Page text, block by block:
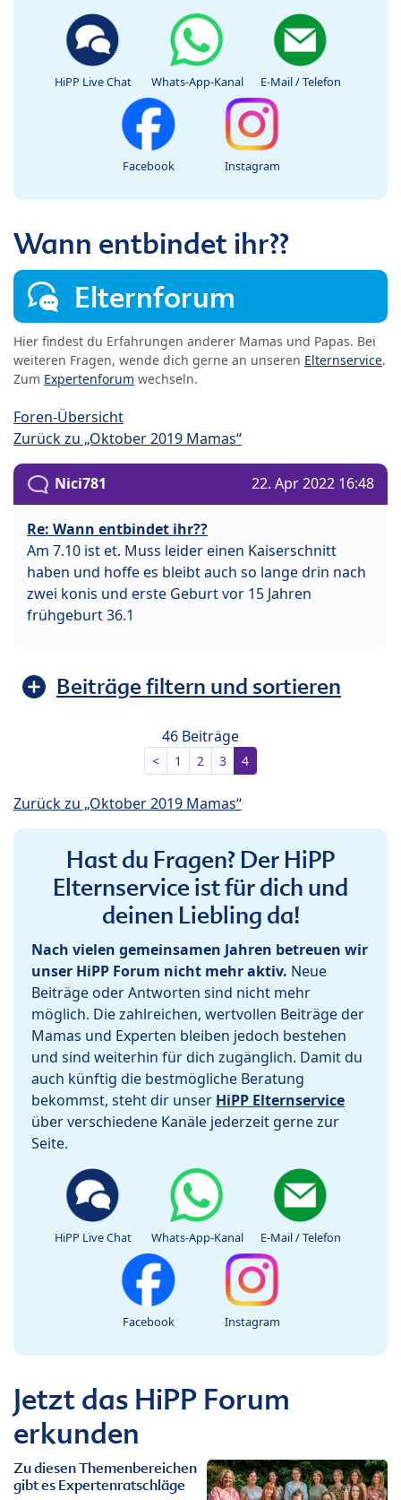
HiPP Live Chat Whats-App-Kanal E-Mail / Telefon
Facebook Instagram
Wann entbindet ihr??
Elternforum
Hier findest du Erfahrungen anderer Mamas und Papas. Bei
weiteren Fragen, wende dich gerne an unseren Elternservice.
Zum Expertenforum wechseln.
Foren-Übersicht
Zurück zu „Oktober 2019 Mamas“
Nici781 22. Apr 2022 16:48
Re: Wann entbindet ihr??
Am 7.10 ist et. Muss leider einen Kaiserschnitt
haben und hoffe es bleibt auch so lange drin nach
zwei konis und erste Geburt vor 15 Jahren
frühgeburt 36.1
Beiträge filtern und sortieren
46 Beiträge
< 1 2 3 4
Zurück zu „Oktober 2019 Mamas“
Hast du Fragen? Der HiPP
Elternservice ist für dich und
deinen Liebling da!
Nach vielen gemeinsamen Jahren betreuen wir
unser HiPP Forum nicht mehr aktiv. Neue
Beiträge oder Antworten sind nicht mehr
möglich. Die zahlreichen, wertvollen Beiträge der
Mamas und Experten bleiben jedoch bestehen
und sind weiterhin für dich zugänglich. Damit du
auch künftig die bestmögliche Beratung
bekommst, steht dir unser HiPP Elternservice
über verschiedene Kanäle jederzeit gerne zur
Seite.
HiPP Live Chat Whats-App-Kanal E-Mail / Telefon
Facebook Instagram
Jetzt das HiPP Forum
erkunden
Zu diesen Themenbereichen
gibt es Expertenratschläge